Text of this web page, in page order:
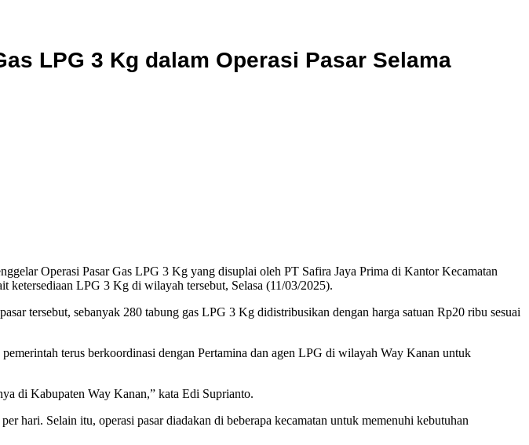
LPG 3 Kg dalam Operasi Pasar Selama
Operasi Pasar Gas LPG 3 Kg yang disuplai oleh PT Safira Jaya Prima di Kantor Kecamatan
ketersediaan LPG 3 Kg di wilayah tersebut, Selasa (11/03/2025).
tersebut, sebanyak 280 tabung gas LPG 3 Kg didistribusikan dengan harga satuan Rp20 ribu sesuai
terus berkoordinasi dengan Pertamina dan agen LPG di wilayah Way Kanan untuk
di Kabupaten Way Kanan,” kata Edi Suprianto.
hari. Selain itu, operasi pasar diadakan di beberapa kecamatan untuk memenuhi kebutuhan